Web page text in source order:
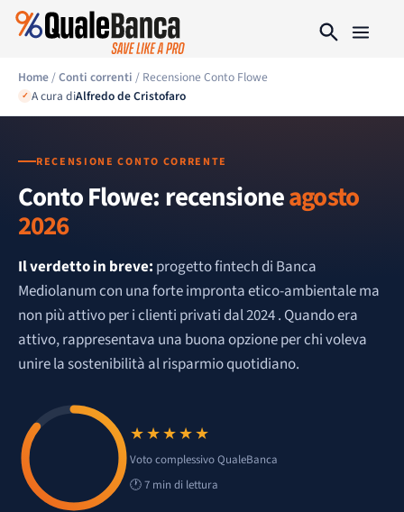
Home/Conti correnti / Recensione Conto Flowe
✓ A cura diAlfredo de Cristofaro
RECENSIONE CONTO CORRENTE
Conto Flowe: recensioneagosto
2026
Il verdetto in breve: progetto fintech di Banca
Mediolanum con una forte impronta etico-ambientale ma
non più attivo per i clienti privati dal 2024 . Quando era
attivo, rappresentava una buona opzione per chi voleva
unire la sostenibilità al risparmio quotidiano.
★★★★★
Voto 4.3 su 5
Voto complessivo QualeBanca
🕐 7 min di lettura